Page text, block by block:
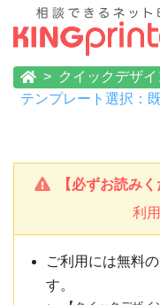
クイックデザ
テンプレート選択：
【必ずお読みく
利
ご利用には無料
す。